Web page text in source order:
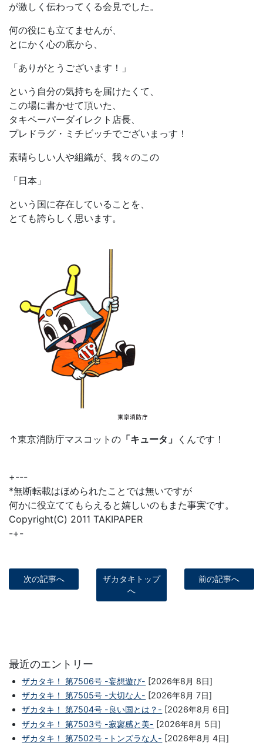
が激しく伝わってくる会見でした。
何の役にも立てませんが、
とにかく心の底から、
「ありがとうございます！」
という自分の気持ちを届けたくて、
この場に書かせて頂いた、
タキペーパーダイレクト店長、
プレドラグ・ミチビッチでございまっす！
素晴らしい人や組織が、我々のこの
「日本」
という国に存在していることを、
とても誇らしく思います。
↑東京消防庁マスコットの 「キュータ」 くんです！
+---
*無断転載はほめられたことでは無いですが
何かに役立ててもらえると嬉しいのもまた事実です。
Copyright(C) 2011 TAKIPAPER
-+-
次の記事へ
ザカタキトップ
へ
前の記事へ
最近のエントリー
ザカタキ！ 第7506号 -妄想遊び- [2026年8月 8日]
ザカタキ！ 第7505号 -大切な人- [2026年8月 7日]
ザカタキ！ 第7504号 -良い国とは？- [2026年8月 6日]
ザカタキ！ 第7503号 -寂寥感と美- [2026年8月 5日]
ザカタキ！ 第7502号 -トンズラな人- [2026年8月 4日]